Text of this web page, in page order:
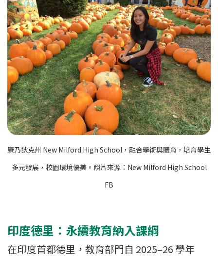
康乃狄克州 New Milford High School，融合學術與體育，培育學生
多元發展，校園環境優美。照片來源：New Milford High School
FB
印度德里：永續教育納入課綱
在印度首都德里，教育部門自 2025–26 學年